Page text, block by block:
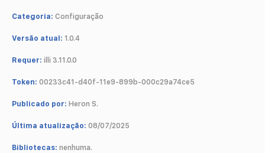
Categoria: Configuração
Versão atual: 1.0.4
Requer: illi 3.11.0.0
Token: 00233c41-d40f-11e9-899b-000c29a74ce5
Publicado por: Heron S.
Última atualização: 08/07/2025
Bibliotecas: nenhuma.